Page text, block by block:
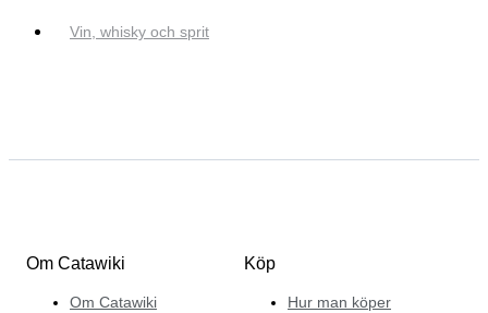
Vin, whisky och sprit
Om Catawiki
Om Catawiki
Köp
Hur man köper